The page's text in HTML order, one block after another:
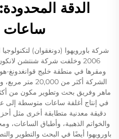
الدقة
ساعات
شركة باورويهوا (دونغقوان)
2006 وخلفت شركة شنتشن
ومقرها في منطقة خليج قوانغدونغ-
في إنتاج أغلفة ساعات متوسطة إلى
دقيقة معدنية متطابقة أخرى مثل
والخواتم الذهبية، وأطباق الساعات،
باورويهوا أيضًا في البحث والتطوير